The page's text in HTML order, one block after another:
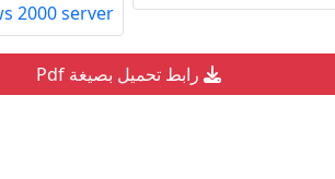
2000 server
رابط تحميل بصيغة Pdf